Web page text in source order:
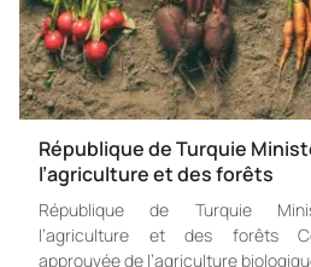
République de Turquie
l’agriculture et des forêts
République de Turquie
l’agriculture et des forêts
approuvée de l’agriculture